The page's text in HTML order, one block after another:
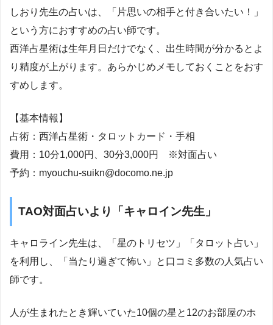
しおり先生の占いは、「片思いの相手と付き合いたい！」
という方におすすめの占い師です。
西洋占星術は生年月日だけでなく、出生時間が分かるとよ
り精度が上がります。あらかじめメモしておくことをおす
すめします。
【基本情報】
占術：西洋占星術・タロットカード・手相
費用：10分1,000円、30分3,000円 ※対面占い
予約：myouchu-suikn@docomo.ne.jp
TAO対面占いより「キャロイン先生」
キャロライン先生は、「星のトリセツ」「タロット占い」
を利用し、「当たり過ぎて怖い」と口コミ多数の人気占い
師です。
人が生まれたとき輝いていた10個の星と12のお部屋のホ